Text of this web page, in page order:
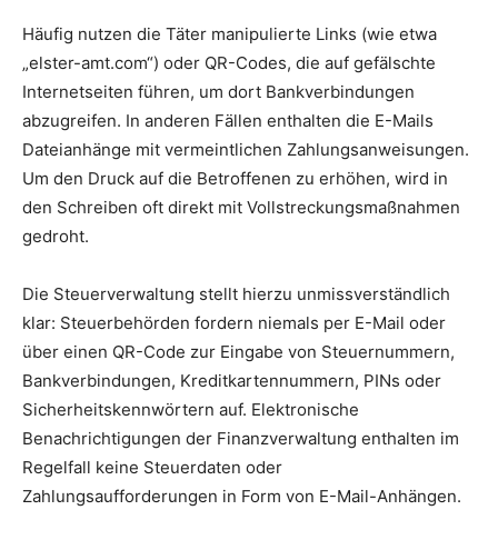
Häufig nutzen die Täter manipulierte Links (wie etwa
„elster-amt.com“) oder QR-Codes, die auf gefälschte
Internetseiten führen, um dort Bankverbindungen
abzugreifen. In anderen Fällen enthalten die E-Mails
Dateianhänge mit vermeintlichen Zahlungsanweisungen.
Um den Druck auf die Betroffenen zu erhöhen, wird in
den Schreiben oft direkt mit Vollstreckungsmaßnahmen
gedroht.
Die Steuerverwaltung stellt hierzu unmissverständlich
klar: Steuerbehörden fordern niemals per E-Mail oder
über einen QR-Code zur Eingabe von Steuernummern,
Bankverbindungen, Kreditkartennummern, PINs oder
Sicherheitskennwörtern auf. Elektronische
Benachrichtigungen der Finanzverwaltung enthalten im
Regelfall keine Steuerdaten oder
Zahlungsaufforderungen in Form von E-Mail-Anhängen.